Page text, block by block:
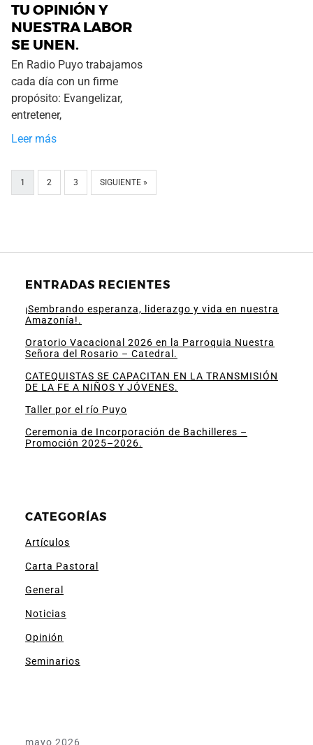
TU OPINIÓN Y
NUESTRA LABOR
SE UNEN.
En Radio Puyo trabajamos
cada día con un firme
propósito: Evangelizar,
entretener,
Leer más
1 2 3 SIGUIENTE »
ENTRADAS RECIENTES
¡Sembrando esperanza, liderazgo y vida en nuestra
Amazonía!.
Oratorio Vacacional 2026 en la Parroquia Nuestra
Señora del Rosario – Catedral.
CATEQUISTAS SE CAPACITAN EN LA TRANSMISIÓN
DE LA FE A NIÑOS Y JÓVENES.
Taller por el río Puyo
Ceremonia de Incorporación de Bachilleres –
Promoción 2025–2026.
CATEGORÍAS
Artículos
Carta Pastoral
General
Noticias
Opinión
Seminarios
mayo 2026